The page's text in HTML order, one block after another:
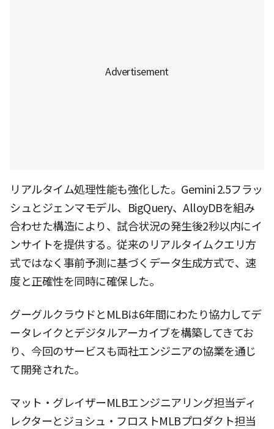
リアルタイム処理性能も強化した。Gemini 2.5フラッ
シュとジェンマモデル、BigQuery、AlloyDBを組み
合わせた構造により、試合状況の発生後2秒以内にイ
ンサイトを提供する。従来のリアルタイムクエリ方
式ではなく事前予測に基づくデータ生成方式で、速
度と正確性を同時に確保した。
グーグルクラウドとMLBは6年間にわたり協力してデ
ータレイクとデジタルアーカイブを構築してきてお
り、今回のサービスも両社エンジニアの協業を通じ
て開発された。
マット・グレイザーMLBエンジニアリング担当ディ
レクターとジョシュ・フロストMLBプロダクト担当